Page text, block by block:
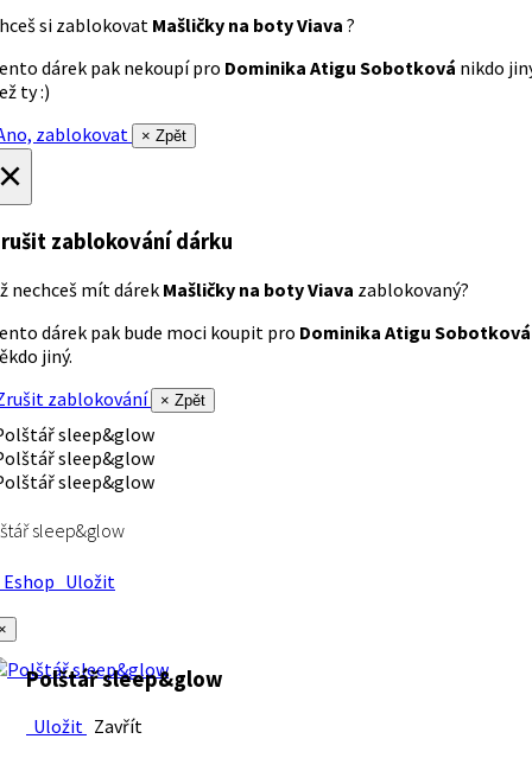
si zablokovat Mašličky na boty Viava ?
dárek pak nekoupí pro Dominika Atigu Sobotková nikdo
ty :)
zablokovat
× Zpět
zablokování dárku
nechceš mít dárek Mašličky na boty Viava zablokovaný?
dárek pak bude moci koupit pro Dominika Atigu Sobotková
jiný.
zablokování
× Zpět
sleep&glow
Uložit
Polštář sleep&glow
Uložit Zavřít